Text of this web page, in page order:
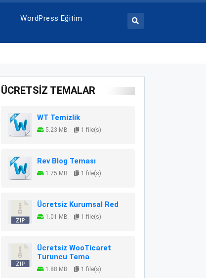
WordPress Eğitim
ÜCRETSİZ TEMALAR
WT Temizlik
5.23 MB 1 file(s)
Rev Blog Teması
1.75 MB 1 file(s)
Ücretsiz Kurumsal Red
1.01 MB 1 file(s)
Ücretsiz WooTicaret
Turuncu Tema
1.88 MB 1 file(s)